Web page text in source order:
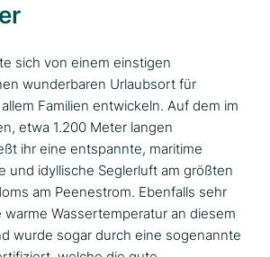
sich von einem einstigen
wunderbaren Urlaubsort für
Familien entwickeln. Auf dem im
etwa 1.200 Meter langen
ihr eine entspannte, maritime
und idyllische Seglerluft am größten
am Peenestrom. Ebenfalls sehr
Wassertemperatur an diesem
wurde sogar durch eine sogenannte